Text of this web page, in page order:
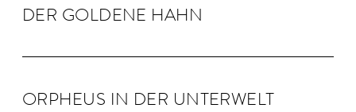
DER GOLDENE HAHN
OR­PHEUS IN DER UN­TER­WELT